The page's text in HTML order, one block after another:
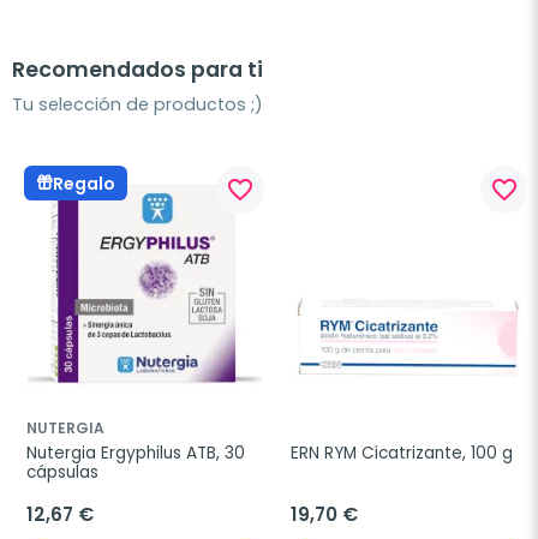
Recomendados para ti
Tu selección de productos ;)
Regalo favorite_border
NUTERGIA
Nutergia Ergyphilus ATB, 30
cápsulas
12,67 €
favorite_border
ERN RYM Cicatrizante, 100 g
19,70 €